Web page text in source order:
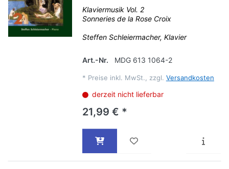
Klaviermusik Vol. 2
Sonneries de la Rose Croix
Steffen Schleiermacher, Klavier
Art.-Nr. MDG 613 1064-2
* Preise inkl. MwSt., zzgl. Versandkosten
derzeit nicht lieferbar
21,99 € *